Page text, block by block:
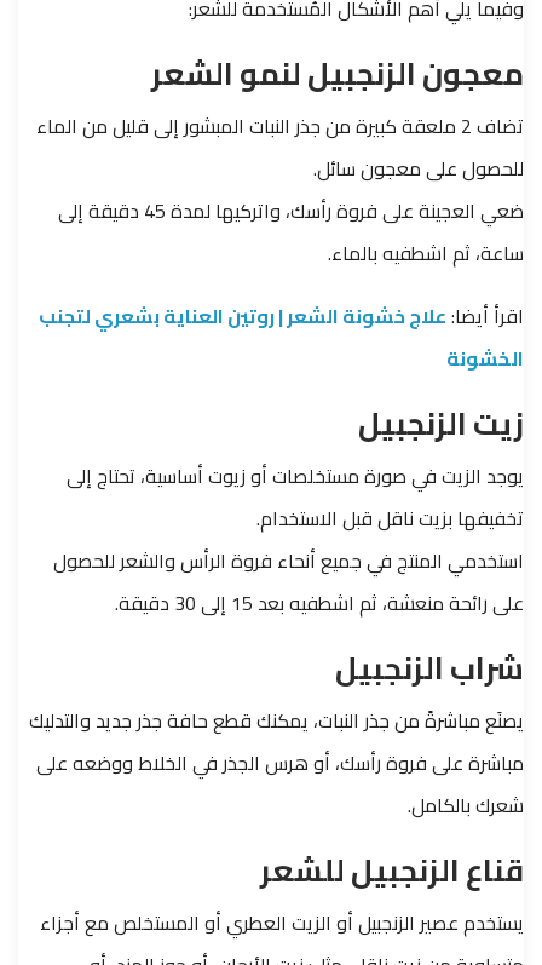
وفيما يلي أهم الأشكال المُستخدمة للشعر:
معجون الزنجبيل لنمو الشعر
تضاف 2 ملعقة كبيرة من جذر النبات المبشور إلى قليل من الماء
للحصول على معجون سائل.
ضعي العجينة على فروة رأسك، واتركيها لمدة 45 دقيقة إلى
ساعة، ثم اشطفيه بالماء.
اقرأ أيضا:علاج خشونة الشعر | روتين العناية بشعري لتجنب
الخشونة
زيت الزنجبيل
يوجد الزيت في صورة مستخلصات أو زيوت أساسية، تحتاج إلى
تخفيفها بزيت ناقل قبل الاستخدام.
استخدمي المنتج في جميع أنحاء فروة الرأس والشعر للحصول
على رائحة منعشة، ثم اشطفيه بعد 15 إلى 30 دقيقة.
شراب الزنجبيل
يصنَع مباشرةً من جذر النبات، يمكنك قطع حافة جذر جديد والتدليك
مباشرة على فروة رأسك، أو هرس الجذر في الخلاط ووضعه على
شعرك بالكامل.
قناع الزنجبيل للشعر
يستخدم عصير الزنجبيل أو الزيت العطري أو المستخلص مع أجزاء